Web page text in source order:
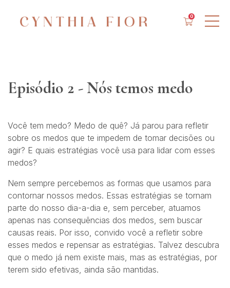
0
Episódio 2 - Nós temos medo
Você tem medo? Medo de quê? Já parou para refletir
sobre os medos que te impedem de tomar decisões ou
agir? E quais estratégias você usa para lidar com esses
medos?
Nem sempre percebemos as formas que usamos para
contornar nossos medos. Essas estratégias se tornam
parte do nosso dia-a-dia e, sem perceber, atuamos
apenas nas consequências dos medos, sem buscar
causas reais. Por isso, convido você a refletir sobre
esses medos e repensar as estratégias. Talvez descubra
que o medo já nem existe mais, mas as estratégias, por
terem sido efetivas, ainda são mantidas.